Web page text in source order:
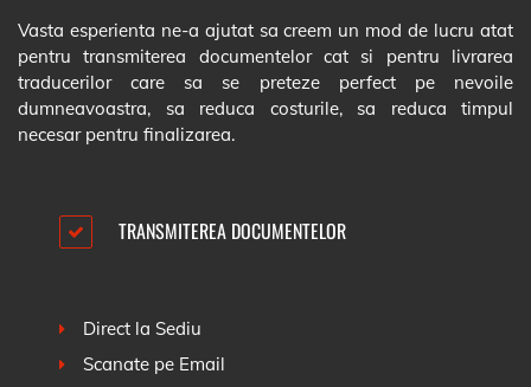
Vasta esperienta ne-a ajutat sa creem un mod de lucru atat
pentru transmiterea documentelor cat si pentru livrarea
traducerilor care sa se preteze perfect pe nevoile
dumneavoastra, sa reduca costurile, sa reduca timpul
necesar pentru finalizarea.
TRANSMITEREA DOCUMENTELOR
Direct la Sediu
Scanate pe Email